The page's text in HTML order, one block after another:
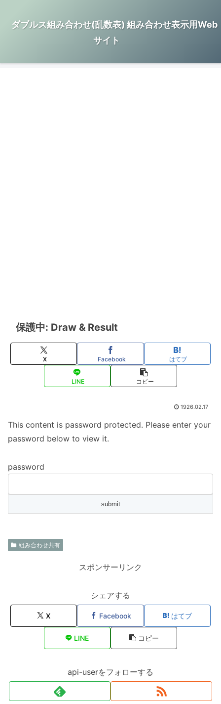
ダブルス組み合わせ(乱数表) 組み合わせ表示用Web
サイト
保護中: Draw & Result
X Facebook はてブ
LINE コピー
1926.02.17
This content is password protected. Please enter your
password below to view it.
password
組み合わせ共有
スポンサーリンク
シェアする
X Facebook はてブ
LINE コピー
api-userをフォローする